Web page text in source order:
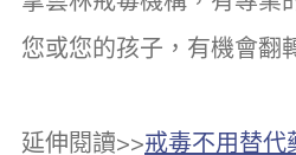
您或您的孩子，有機會翻
延伸閱讀>>戒毒不用替代